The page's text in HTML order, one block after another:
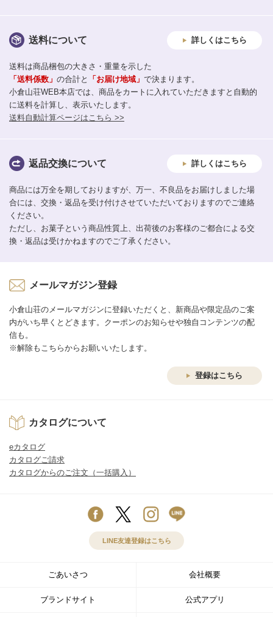
送料について 詳しくはこちら
送料は商品梱包の大きさ・重量を示した
「送料係数」 の合計と 「お届け地域」 で決まります。
小倉山荘WEB本店では、商品をカートに入れていただきますと自動的
に送料を計算し、表示いたします。
送料自動計算ページはこちら >>
返品交換について 詳しくはこちら
商品には万全を期しておりますが、万一、不良品をお届けしました場
合には、交換・返品を受け付けさせていただいておりますのでご連絡
ください。
ただし、お菓子という商品性質上、出荷後のお客様のご都合による交
換・返品は受けかねますのでご了承ください。
メールマガジン登録
小倉山荘のメールマガジンに登録いただくと、新商品や限定品のご案
内がいち早くとどきます。クーポンのお知らせや独自コンテンツの配
信も。
※解除もこちらからお願いいたします。
登録はこちら
カタログについて
eカタログ
カタログご請求
カタログからのご注文（一括購入）
LINE友達登録はこちら
ごあいさつ 会社概要
ブランドサイト 公式アプリ